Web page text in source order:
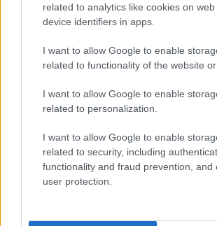
related to analytics like cookies on
device identifiers in apps.
I want to allow Google to enable
related to functionality of the website or
I want to allow Google to enable
related to personalization.
I want to allow Google to enable
related to security, including
functionality and fraud prevention, and
user protection.
DVTK
Két fiatal támadó is próbajátékon vesz részt